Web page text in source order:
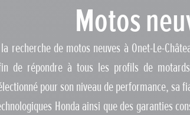
Motos
recherche de motos neuves à Onet-Le-
de répondre à tous les profils de
pour son niveau de performance, sa
Honda ainsi que des garanties